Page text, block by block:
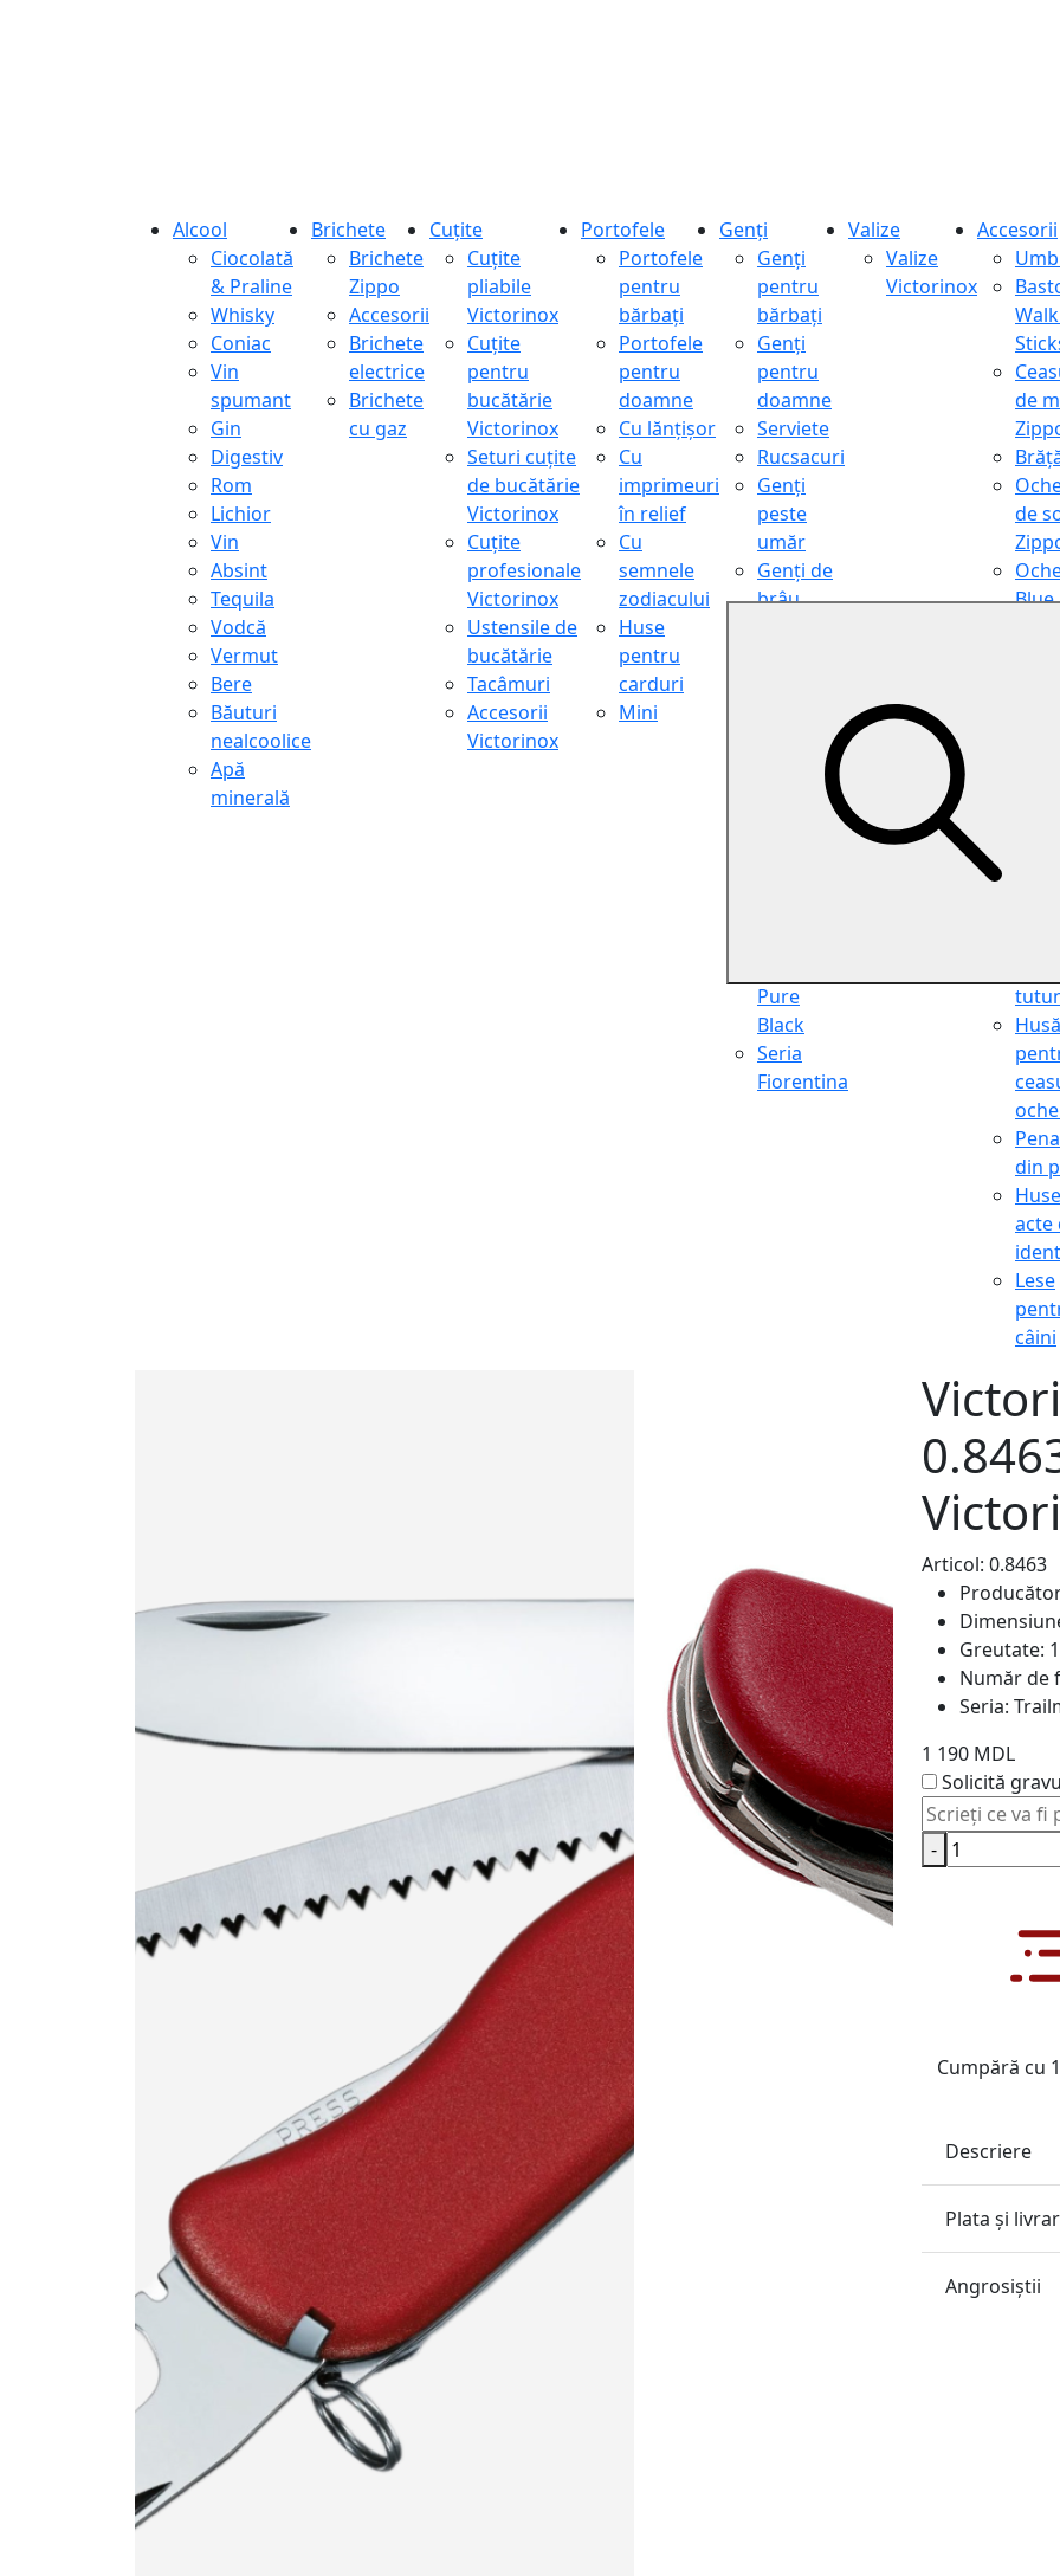
Alcool
Ciocolată
& Praline
Whisky
Coniac
Vin
spumant
Gin
Digestiv
Rom
Lichior
Vin
Absint
Tequila
Vodcă
Vermut
Bere
Băuturi
nealcoolice
Apă
minerală
Brichete
Brichete
Zippo
Accesorii
Brichete
electrice
Brichete
cu gaz
Cuțite
Cuțite
pliabile
Victorinox
Cuțite
pentru
bucătărie
Victorinox
Seturi cuțite
de bucătărie
Victorinox
Cuțite
profesionale
Victorinox
Ustensile de
bucătărie
Tacâmuri
Accesorii
Victorinox
Portofele
Portofele
pentru
bărbați
Portofele
pentru
doamne
Cu lănțișor
Cu
imprimeuri
în relief
Cu
semnele
zodiacului
Huse
pentru
carduri
Mini
Genți
Genți
pentru
bărbați
Genți
pentru
doamne
Serviete
Rucsacuri
Genți
peste
umăr
Genți de
brâu
cosmetice
Pure
Black
Seria
Fiorentina
Valize
Valize
Victorinox
Accesorii
de
de
Blue
Husă
din
Huse
acte
Lese
câini
Articol: 0.8463
Greutate:
Număr de
Seria:
1 190 MDL
Solicită
-
Cumpără cu
Descriere
Plata și
Angrosiştii